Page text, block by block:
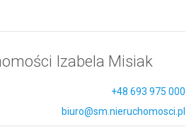
Izabela Misiak
+48 693 975 000
biuro@sm.nieruchomosci.pl